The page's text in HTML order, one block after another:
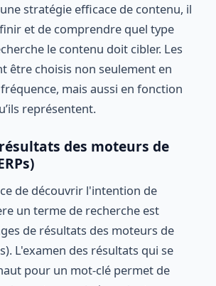
stratégie efficace de contenu, il
et de comprendre quel type
le contenu doit cibler. Les
être choisis non seulement en
mais aussi en fonction
représentent.
des moteurs de
de découvrir l'intention de
un terme de recherche est
de résultats des moteurs de
L'examen des résultats qui se
pour un mot-clé permet de